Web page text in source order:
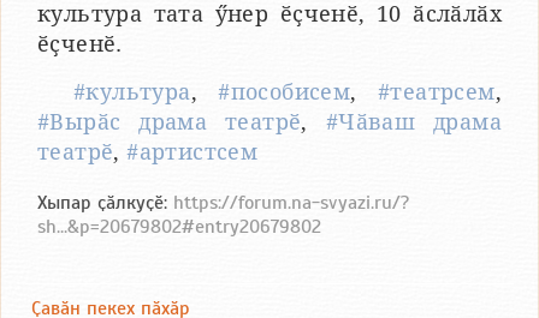
культура тата ӳнер ӗҫченӗ, 10 ӑслӑлӑх
ӗҫченӗ.
#культура,#пособисем, #театрсем,
#Вырӑс драма театрӗ, #Чӑваш драма
театрӗ,#артистсем
Хыпар ҫӑлкуҫӗ: https://forum.na-svyazi.ru/?
sh...&p=20679802#entry20679802
Ҫавӑн пекех пӑхӑр